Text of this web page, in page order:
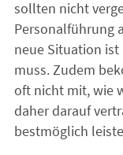
sollten nicht
Personalführung
neue Situation
muss. Zudem
oft nicht mit, wie
daher darauf
bestmöglich